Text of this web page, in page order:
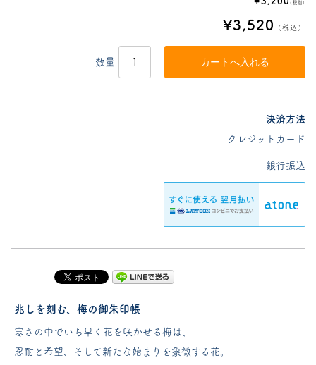
(税別)
¥3,520 （税込）
数量
決済方法
クレジットカード
銀行振込
兆しを刻む、梅の御朱印帳
寒さの中でいち早く花を咲かせる梅は、
忍耐と希望、そして新たな始まりを象徴する花。